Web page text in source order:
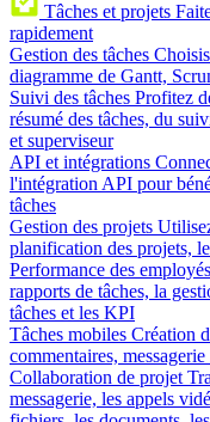
Tâches et projets
rapidement
Gestion des tâches
diagramme de Gantt,
Suivi des tâches Profitez
résumé des tâches, du
et superviseur
API et intégrations
l'intégration API pour
tâches
Gestion des projets
planification des projets,
Performance des employés
rapports de tâches, la
tâches et les KPI
Tâches mobiles Création
commentaires,
Collaboration de projet
messagerie, les appels